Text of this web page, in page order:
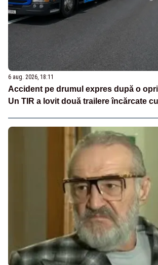
6 aug. 2026, 18:11
Accident pe drumul expres după o
Un TIR a lovit două trailere încărcate